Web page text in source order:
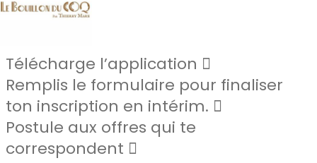
Télécharge l’application
Remplis le formulaire pour finaliser
ton inscription en intérim.
Postule aux offres qui te
correspondent